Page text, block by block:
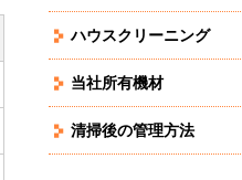
ハウスクリーニング
当社所有機材
清掃後の管理方法